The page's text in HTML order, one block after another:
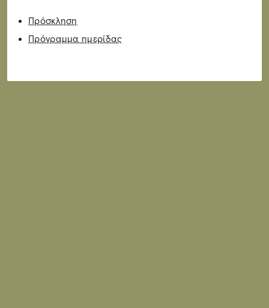
Πρόσκληση
Πρόγραμμα ημερίδας